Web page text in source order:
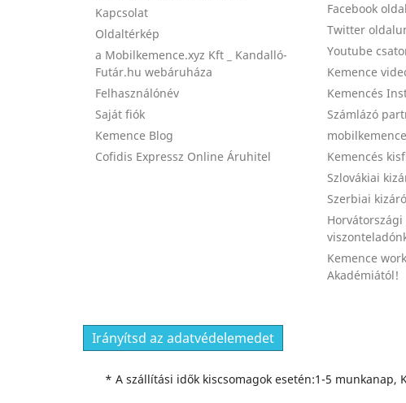
Kapcsolat
Oldaltérkép
a Mobilkemence.xyz Kft _ Kandalló-
Futár.hu webáruháza
Felhasználónév
Saját fiók
Kemence Blog
Cofidis Expressz Online Áruhitel
Facebook
Twitter
Youtube
Kemence
Kemencés
Számlázó
Kemencés
Szlovákiai
Szerbiai
Kemence
Akadémiától!
Irányítsd az adatvédelemedet
* A szállítási idők kiscsomagok esetén:1-5 munkanap,